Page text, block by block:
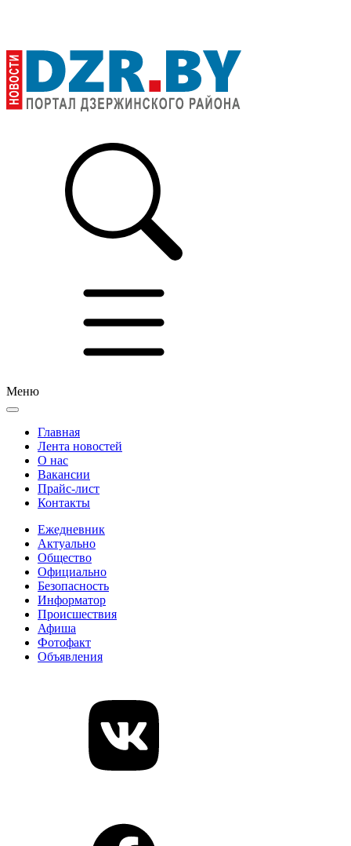
Меню
Главная
Лента новостей
О нас
Вакансии
Прайс-лист
Контакты
Ежедневник
Актуально
Общество
Официально
Безопасность
Информатор
Происшествия
Афиша
Фотофакт
Объявления